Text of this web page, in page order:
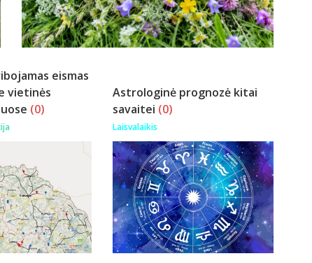
eismas
vietinės
(0)
Astrologinė prognozė kitai
savaitei (0)
Laisvalaikis